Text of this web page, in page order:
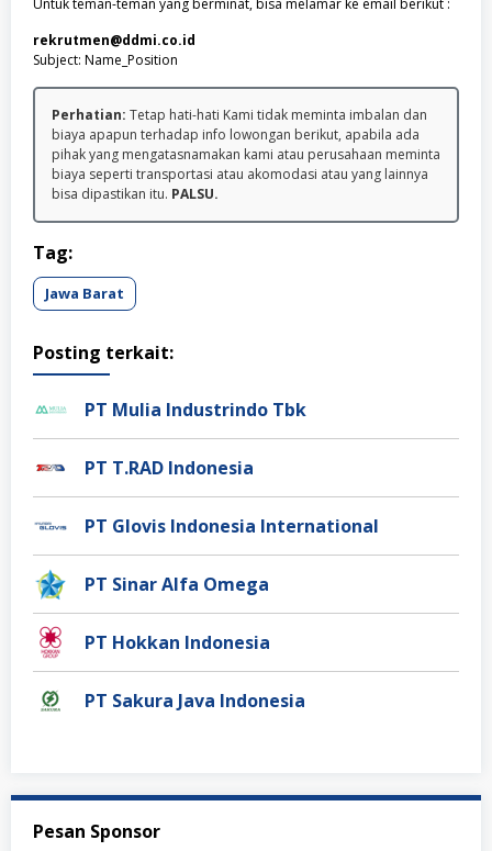
rekrutmen@ddmi.co.id
Subject: Name_Position
Perhatian: Tetap hati-hati Kami tidak meminta imbalan dan
biaya apapun terhadap info lowongan berikut, apabila ada
pihak yang mengatasnamakan kami atau perusahaan meminta
biaya seperti transportasi atau akomodasi atau yang lainnya
bisa dipastikan itu. PALSU.
Tag:
Jawa Barat
Posting terkait:
PT Mulia Industrindo Tbk
PT T.RAD Indonesia
PT Glovis Indonesia International
PT Sinar Alfa Omega
PT Hokkan Indonesia
PT Sakura Java Indonesia
Pesan Sponsor